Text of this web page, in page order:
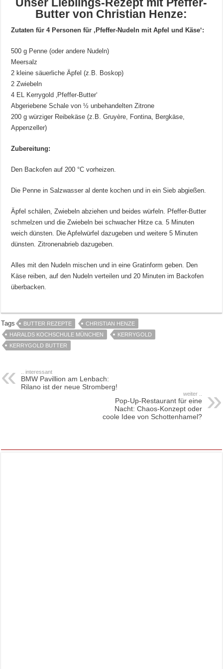
Butter von Christian Henze:
Zutaten für 4 Personen für ‚Pfeffer-Nudeln mit Apfel und Käse‘:
500 g Penne (oder andere Nudeln)
Meersalz
2 kleine säuerliche Äpfel (z.B. Boskop)
2 Zwiebeln
4 EL Kerrygold ‚Pfeffer-Butter‘
Abgeriebene Schale von ½ unbehandelten Zitrone
200 g würziger Reibekäse (z.B. Gruyère, Fontina, Bergkäse,
Appenzeller)
Zubereitung:
Den Backofen auf 200 °C vorheizen.
Die Penne in Salzwasser al dente kochen und in ein Sieb abgießen.
Äpfel schälen, Zwiebeln abziehen und beides würfeln. Pfeffer-Butter
schmelzen und die Zwiebeln bei schwacher Hitze ca. 5 Minuten
weich dünsten. Die Apfelwürfel dazugeben und weitere 5 Minuten
dünsten. Zitronenabrieb dazugeben.
Alles mit den Nudeln mischen und in eine Gratinform geben. Den
Käse reiben, auf den Nudeln verteilen und 20 Minuten im Backofen
überbacken.
Tags BUTTER REZEPTE
CHRISTIAN HENZE
HARALDS KOCHSCHULE MÜNCHEN
KERRYGOLD
KERRYGOLD BUTTER
.. interessant
BMW Pavillion am Lenbach:
Rilano ist der neue Stromberg!
weiter ..
Pop-Up-Restaurant für eine
Nacht: Chaos-Konzept oder
coole Idee von Schottenhamel?